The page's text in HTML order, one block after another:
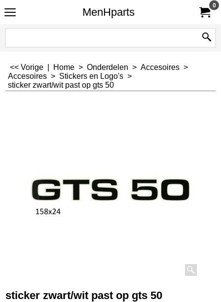
MenHparts
0
<< Vorige Home > Onderdelen > Accesoires >
Accesoires > Stickers en Logo's >
sticker zwart/wit past op gts 50
sticker zwart/wit past op gts 50